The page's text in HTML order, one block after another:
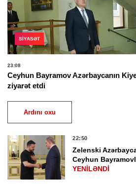
SIYASƏT
23:08
Ceyhun Bayramov Azərbaycanın
ziyarət etdi
Ardını oxu
22:50
Zelenski
Ceyhun
YENİLƏNDİ